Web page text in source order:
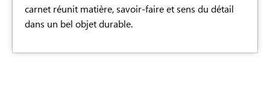
carnet réunit matière, savoir-faire et sens du détail
dans un bel objet durable.